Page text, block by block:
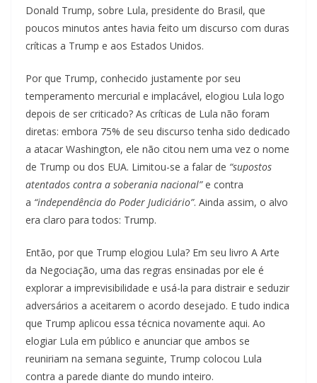
Donald Trump, sobre Lula, presidente do Brasil, que
poucos minutos antes havia feito um discurso com duras
críticas a Trump e aos Estados Unidos.
Por que Trump, conhecido justamente por seu
temperamento mercurial e implacável, elogiou Lula logo
depois de ser criticado? As críticas de Lula não foram
diretas: embora 75% de seu discurso tenha sido dedicado
a atacar Washington, ele não citou nem uma vez o nome
de Trump ou dos EUA. Limitou-se a falar de “supostos
atentados contra a soberania nacional”e contra
a “independência do Poder Judiciário”. Ainda assim, o alvo
era claro para todos: Trump.
Então, por que Trump elogiou Lula? Em seu livro A Arte
da Negociação, uma das regras ensinadas por ele é
explorar a imprevisibilidade e usá-la para distrair e seduzir
adversários a aceitarem o acordo desejado. E tudo indica
que Trump aplicou essa técnica novamente aqui. Ao
elogiar Lula em público e anunciar que ambos se
reuniriam na semana seguinte, Trump colocou Lula
contra a parede diante do mundo inteiro.